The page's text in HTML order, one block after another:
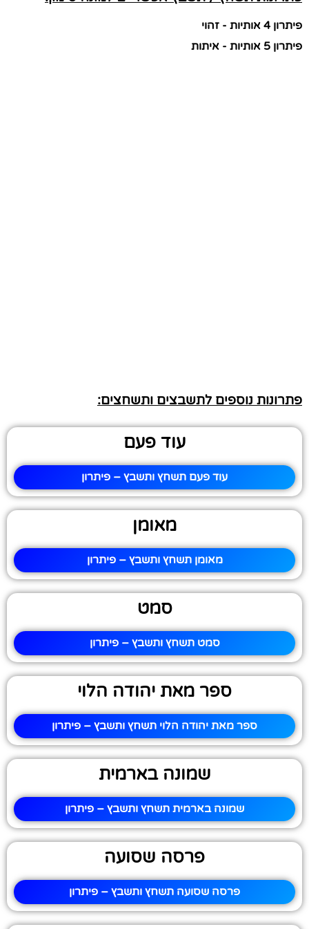
פיתרון 4 אותיות - זהוי
פיתרון 5 אותיות - איתות
פתרונות נוספים לתשבצים ותשחצים:
עוד פעם
עוד פעם תשחץ ותשבץ – פיתרון
מאומן
מאומן תשחץ ותשבץ – פיתרון
סמט
סמט תשחץ ותשבץ – פיתרון
ספר מאת יהודה הלוי
ספר מאת יהודה הלוי תשחץ ותשבץ – פיתרון
שמונה בארמית
שמונה בארמית תשחץ ותשבץ – פיתרון
פרסה שסועה
פרסה שסועה תשחץ ותשבץ – פיתרון